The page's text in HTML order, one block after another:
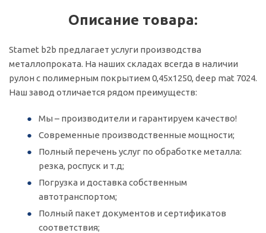
Описание товара:
Stamet b2b предлагает услуги производства
металлопроката. На наших складах всегда в наличии
рулон с полимерным покрытием 0,45х1250, deep mat 7024.
Наш завод отличается рядом преимуществ:
Мы – производители и гарантируем качество!
Современные производственные мощности;
Полный перечень услуг по обработке металла:
резка, роспуск и т.д;
Погрузка и доставка собственным
автотранспортом;
Полный пакет документов и сертификатов
соответствия;